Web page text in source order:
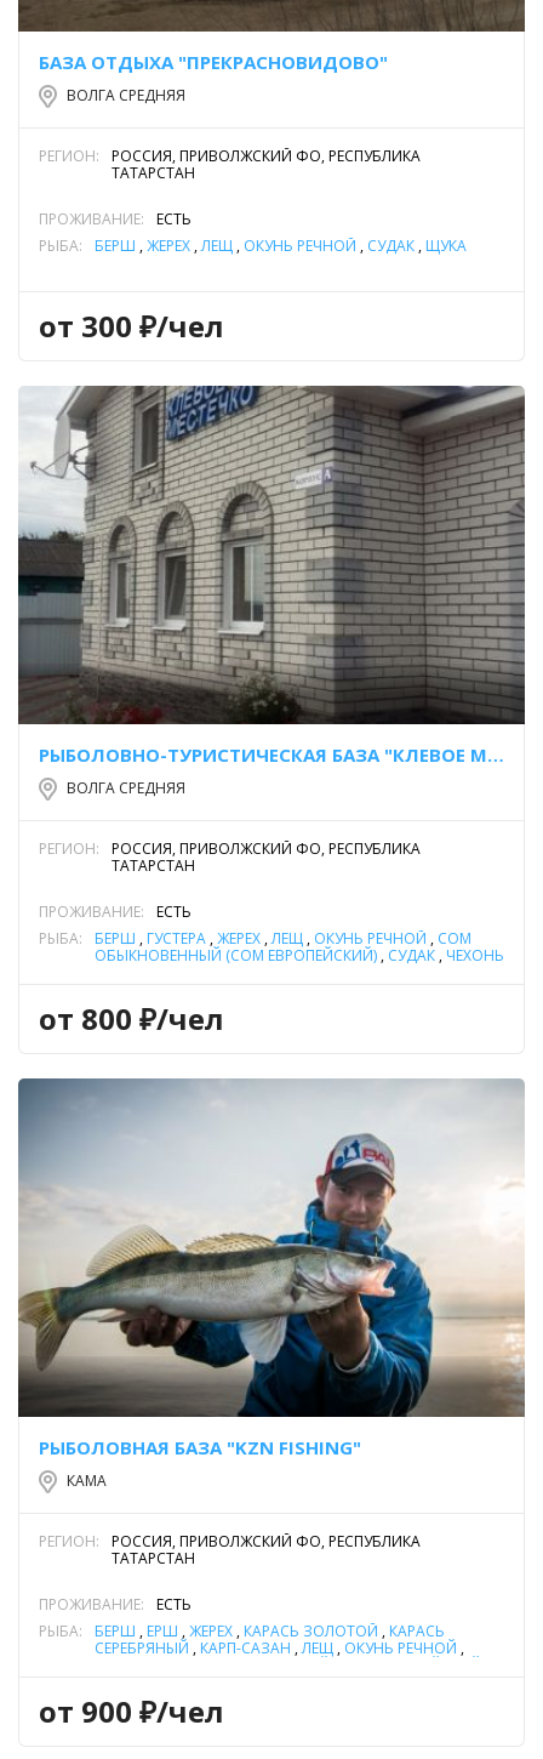
БАЗА ОТДЫХА "ПРЕКРАСНОВИДОВО"
ВОЛГА СРЕДНЯЯ
РЕГИОН:
РОССИЯ, ПРИВОЛЖСКИЙ ФО, РЕСПУБЛИКА
ТАТАРСТАН
ПРОЖИВАНИЕ:
ЕСТЬ
РЫБА:
БЕРШ ,ЖЕРЕХ ,ЛЕЩ , ОКУНЬ РЕЧНОЙ , СУДАК , ЩУКА
от 300 ₽/чел
РЫБОЛОВНО-ТУРИСТИЧЕСКАЯ БАЗА "КЛЕВОЕ МЕСТЕЧКО"
ВОЛГА СРЕДНЯЯ
РЕГИОН:
РОССИЯ, ПРИВОЛЖСКИЙ ФО, РЕСПУБЛИКА
ТАТАРСТАН
ПРОЖИВАНИЕ:
ЕСТЬ
РЫБА:
БЕРШ , ГУСТЕРА ,ЖЕРЕХ ,ЛЕЩ , ОКУНЬ РЕЧНОЙ , СОМ
ОБЫКНОВЕННЫЙ (СОМ ЕВРОПЕЙСКИЙ) , СУДАК , ЧЕХОНЬ
от 800 ₽/чел
РЫБОЛОВНАЯ БАЗА "KZN FISHING"
КАМА
РЕГИОН:
РОССИЯ, ПРИВОЛЖСКИЙ ФО, РЕСПУБЛИКА
ТАТАРСТАН
ПРОЖИВАНИЕ:
ЕСТЬ
РЫБА:
БЕРШ , ЁРШ ,ЖЕРЕХ , КАРАСЬ ЗОЛОТОЙ , КАРАСЬ
СЕРЕБРЯНЫЙ , КАРП-САЗАН ,ЛЕЩ , ОКУНЬ РЕЧНОЙ ,
от 900 ₽/чел